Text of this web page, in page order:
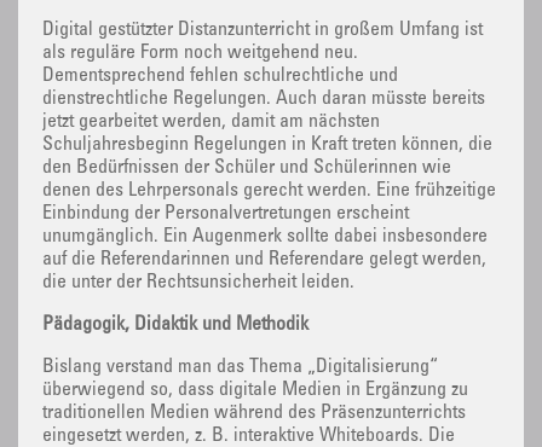
Digital gestützter Distanzunterricht in großem Umfang ist
als reguläre Form noch weitgehend neu.
Dementsprechend fehlen schulrechtliche und
dienstrechtliche Regelungen. Auch daran müsste bereits
jetzt gearbeitet werden, damit am nächsten
Schuljahresbeginn Regelungen in Kraft treten können, die
den Bedürfnissen der Schüler und Schülerinnen wie
denen des Lehrpersonals gerecht werden. Eine frühzeitige
Einbindung der Personalvertretungen erscheint
unumgänglich. Ein Augenmerk sollte dabei insbesondere
auf die Referendarinnen und Referendare gelegt werden,
die unter der Rechtsunsicherheit leiden.
Pädagogik, Didaktik und Methodik
Bislang verstand man das Thema „Digitalisierung“
überwiegend so, dass digitale Medien in Ergänzung zu
traditionellen Medien während des Präsenzunterrichts
eingesetzt werden, z. B. interaktive Whiteboards. Die